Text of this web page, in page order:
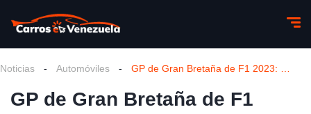
Noticias - Automóviles -
GP de Gran Bretaña de F1